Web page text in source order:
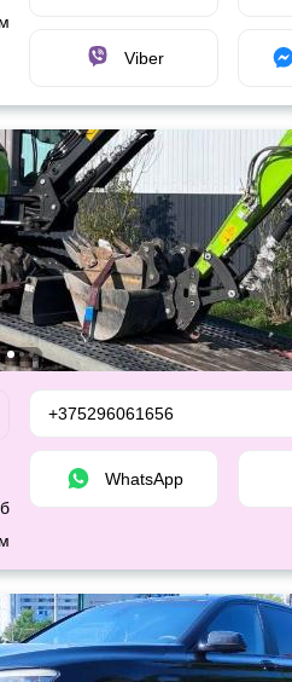
Viber
+375296061656
WhatsApp